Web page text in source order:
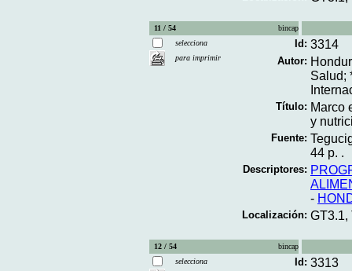
11 / 54
bincap
selecciona
para imprimir
Id: 3314
Autor:
Salud;
Título: Marco
y
Fuente:
44 p. .
Descriptores:
-
Localización: GT3.1,
12 / 54
bincap
selecciona
Id: 3313